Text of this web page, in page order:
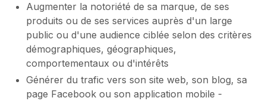
Augmenter la notoriété de sa marque, de ses
produits ou de ses services auprès d'un large
public ou d'une audience ciblée selon des critères
démographiques, géographiques,
comportementaux ou d'intérêts
Générer du trafic vers son site web, son blog, sa
page Facebook ou son application mobile -